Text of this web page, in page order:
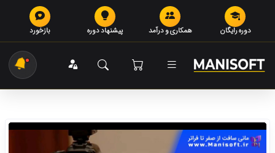
دوره رایگان همکاری و درآمد پیشنهاد دوره بازخورد